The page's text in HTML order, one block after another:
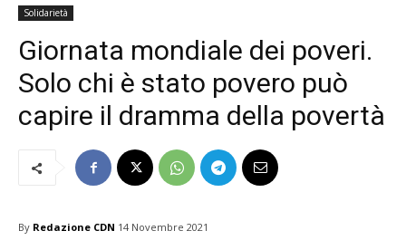
Solidarietà
Giornata mondiale dei poveri.
Solo chi è stato povero può
capire il dramma della povertà
By Redazione CDN 14 Novembre 2021